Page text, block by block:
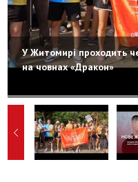
У Житомирі проходить
на човнах «Дракон»